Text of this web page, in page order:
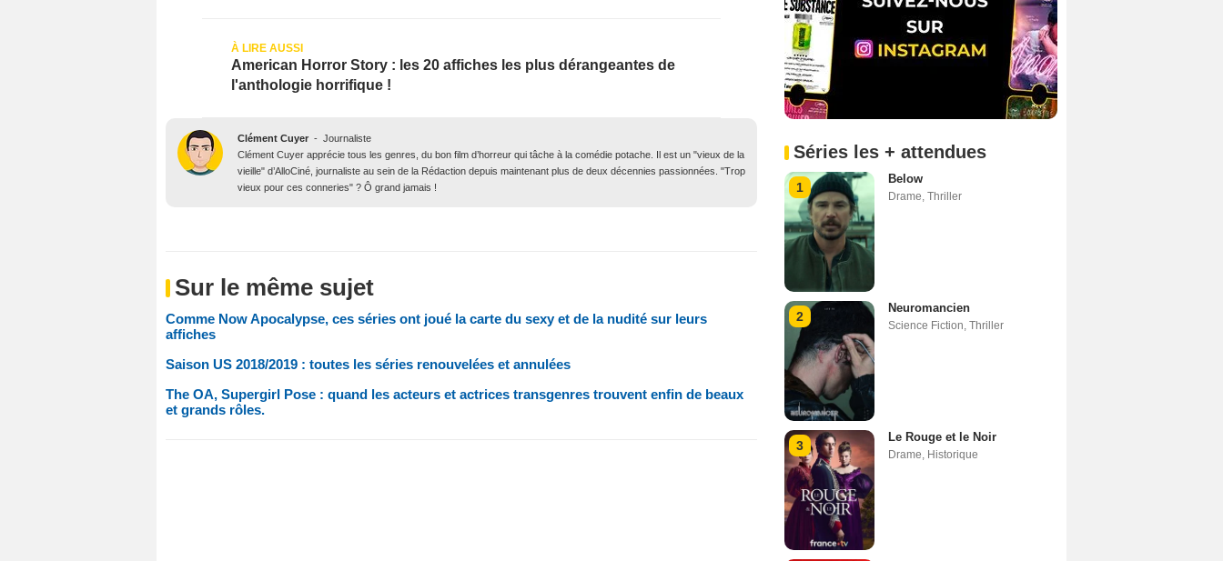
American Horror Story : les 20 affiches les plus dérangeantes de
l'anthologie horrifique !
Clément Cuyer - Journaliste
Clément Cuyer apprécie tous les genres, du bon film d’horreur qui tâche à la comédie potache. Il est un "vieux de la
vieille" d’AlloCiné, journaliste au sein de la Rédaction depuis maintenant plus de deux décennies passionnées. "Trop
vieux pour ces conneries" ? Ô grand jamais !
Sur le même sujet
Comme Now Apocalypse, ces séries ont joué la carte du sexy et de la nudité sur leurs
affiches
Saison US 2018/2019 : toutes les séries renouvelées et annulées
The OA, Supergirl Pose : quand les acteurs et actrices transgenres trouvent enfin de beaux
et grands rôles.
Séries les + attendues
1
Below
Drame Thriller
2
Neuromancien
Science Fiction Thriller
3
Le Rouge et le Noir
Drame Historique